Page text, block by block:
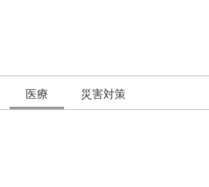
医療 災害対策